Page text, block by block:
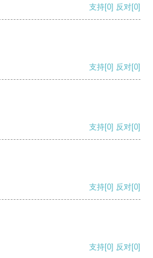
支持[0] 反对[0]
支持[0] 反对[0]
支持[0] 反对[0]
支持[0] 反对[0]
支持[0] 反对[0]